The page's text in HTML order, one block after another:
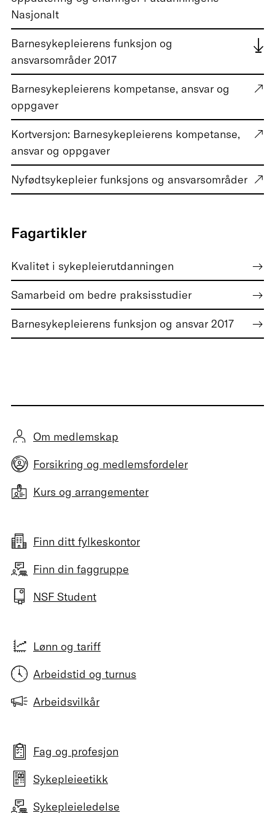
Nasjonalt
Barnesykepleierens funksjon og
ansvarsområder 2017
Barnesykepleierens kompetanse, ansvar og
oppgaver
Kortversjon: Barnesykepleierens kompetanse,
ansvar og oppgaver
Nyfødtsykepleier funksjons og ansvarsområder
Fagartikler
Kvalitet i sykepleierutdanningen
Samarbeid om bedre praksisstudier
Barnesykepleierens funksjon og ansvar 2017
Om medlemskap
Forsikring og medlemsfordeler
Kurs og arrangementer
Finn ditt fylkeskontor
Finn din faggruppe
NSF Student
Lønn og tariff
Arbeidstid og turnus
Arbeidsvilkår
Fag og profesjon
Sykepleieetikk
Sykepleieledelse